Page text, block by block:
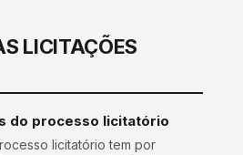
administrativa…
LICITAÇÕES
do processo licitatório
licitatório tem por